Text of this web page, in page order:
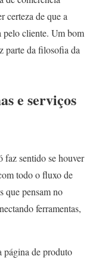
certeza de que a
pelo cliente. Um bom
parte da filosofia da
e serviços
sentido se houver
todo o fluxo de
que pensam no
ferramentas,
página de produto